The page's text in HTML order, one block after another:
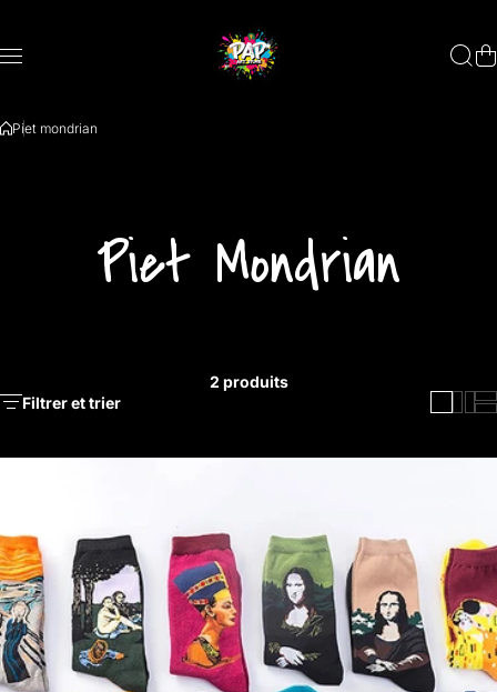
Piet mondrian
Piet Mondrian
Filtrer et trier
2 produits